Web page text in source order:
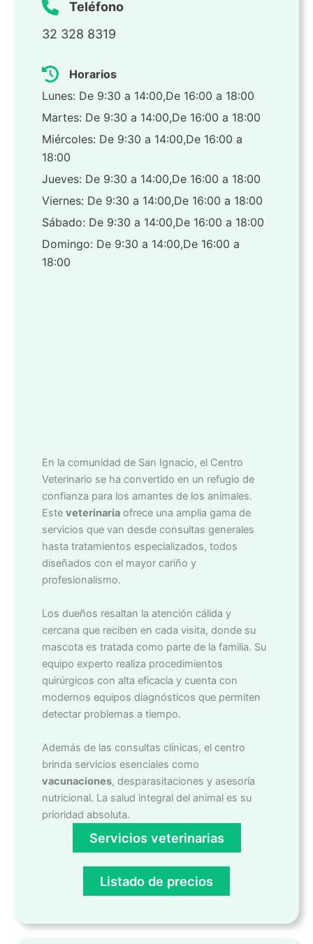
Teléfono
32 328 8319
Horarios
Lunes: De 9:30 a 14:00,De 16:00 a 18:00
Martes: De 9:30 a 14:00,De 16:00 a 18:00
Miércoles: De 9:30 a 14:00,De 16:00 a
18:00
Jueves: De 9:30 a 14:00,De 16:00 a 18:00
Viernes: De 9:30 a 14:00,De 16:00 a 18:00
Sábado: De 9:30 a 14:00,De 16:00 a 18:00
Domingo: De 9:30 a 14:00,De 16:00 a
18:00
En la comunidad de San Ignacio, el Centro
Veterinario se ha convertido en un refugio de
confianza para los amantes de los animales.
Este veterinaria ofrece una amplia gama de
servicios que van desde consultas generales
hasta tratamientos especializados, todos
diseñados con el mayor cariño y
profesionalismo.
Los dueños resaltan la atención cálida y
cercana que reciben en cada visita, donde su
mascota es tratada como parte de la familia. Su
equipo experto realiza procedimientos
quirúrgicos con alta eficacia y cuenta con
modernos equipos diagnósticos que permiten
detectar problemas a tiempo.
Además de las consultas clínicas, el centro
brinda servicios esenciales como
vacunaciones, desparasitaciones y asesoría
nutricional. La salud integral del animal es su
prioridad absoluta.
Servicios veterinarias
Listado de precios